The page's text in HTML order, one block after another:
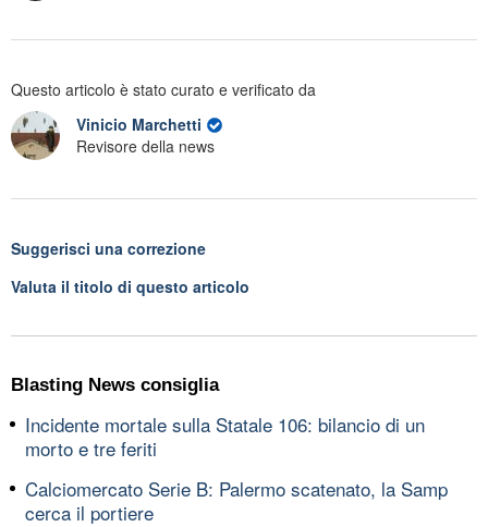
Questo articolo è stato curato e verificato da
Vinicio Marchetti
Revisore della news
Suggerisci una correzione
Valuta il titolo di questo articolo
Blasting News consiglia
Incidente mortale sulla Statale 106: bilancio di un
morto e tre feriti
Calciomercato Serie B: Palermo scatenato, la Samp
cerca il portiere